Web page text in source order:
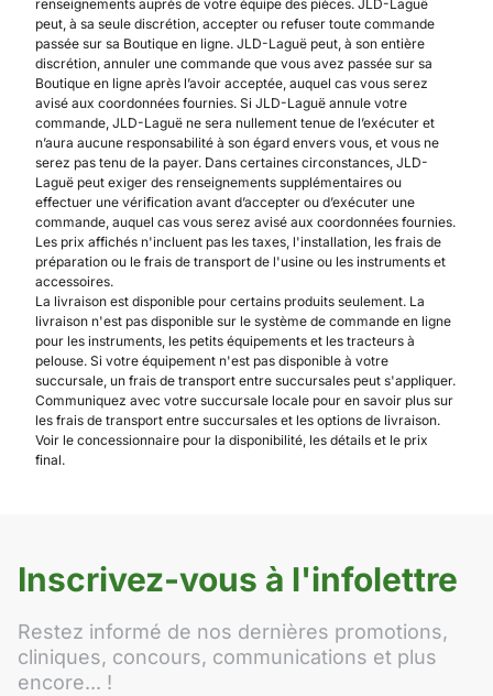
renseignements auprès de votre équipe des pièces. JLD-Laguë
peut, à sa seule discrétion, accepter ou refuser toute commande
passée sur sa Boutique en ligne. JLD-Laguë peut, à son entière
discrétion, annuler une commande que vous avez passée sur sa
Boutique en ligne après l’avoir acceptée, auquel cas vous serez
avisé aux coordonnées fournies. Si JLD-Laguë annule votre
commande, JLD-Laguë ne sera nullement tenue de l’exécuter et
n’aura aucune responsabilité à son égard envers vous, et vous ne
serez pas tenu de la payer. Dans certaines circonstances, JLD-
Laguë peut exiger des renseignements supplémentaires ou
effectuer une vérification avant d’accepter ou d’exécuter une
commande, auquel cas vous serez avisé aux coordonnées fournies.
Les prix affichés n'incluent pas les taxes, l'installation, les frais de
préparation ou le frais de transport de l'usine ou les instruments et
accessoires.
La livraison est disponible pour certains produits seulement. La
livraison n'est pas disponible sur le système de commande en ligne
pour les instruments, les petits équipements et les tracteurs à
pelouse. Si votre équipement n'est pas disponible à votre
succursale, un frais de transport entre succursales peut s'appliquer.
Communiquez avec votre succursale locale pour en savoir plus sur
les frais de transport entre succursales et les options de livraison.
Voir le concessionnaire pour la disponibilité, les détails et le prix
final.
Inscrivez-vous à l'infolettre
Restez informé de nos dernières promotions,
cliniques, concours, communications et plus
encore... !